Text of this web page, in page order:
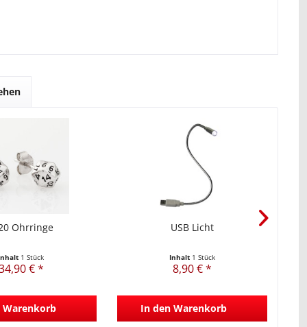
Ohrringe
1 Stück
€ *
Warenkorb
USB Licht
Inhalt 1 Stück
8,90 € *
In den Warenkorb